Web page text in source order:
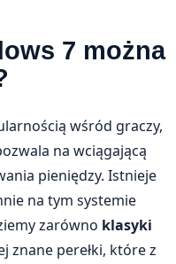
7 można
wśród graczy,
na wciągającą
pieniędzy. Istnieje
na tym systemie
zarówno klasyki
znane perełki, które z